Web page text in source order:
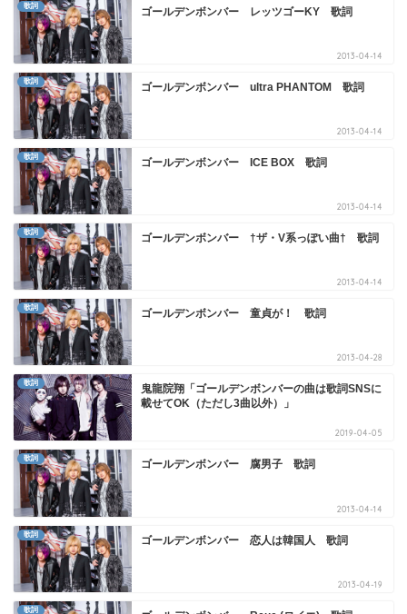
歌詞 ゴールデンボンバー レッツゴーKY 歌詞
2013-04-14
歌詞 ゴールデンボンバー ultra PHANTOM 歌詞
2013-04-14
歌詞 ゴールデンボンバー ICE BOX 歌詞
2013-04-14
歌詞 ゴールデンボンバー †ザ・V系っぽい曲† 歌詞
2013-04-14
歌詞 ゴールデンボンバー 童貞が！ 歌詞
2013-04-28
歌詞
鬼龍院翔「ゴールデンボンバーの曲は歌詞SNSに
載せてOK（ただし3曲以外）」
2019-04-05
歌詞 ゴールデンボンバー 腐男子 歌詞
2013-04-14
歌詞 ゴールデンボンバー 恋人は韓国人 歌詞
2013-04-19
歌詞